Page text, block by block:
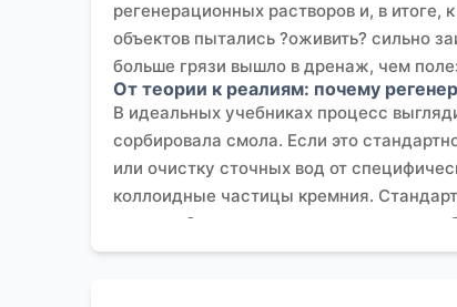
регенерационных растворов и, в
объектов пытались ?оживить? сильно
больше грязи вышло в дренаж, чем
От теории к реалиям: почему
В идеальных учебниках процесс
сорбировала смола. Если это
или очистку сточных вод от
коллоидные частицы кремния.
центры. Смола выглядит как новая, а
последовательности: иногда нужен